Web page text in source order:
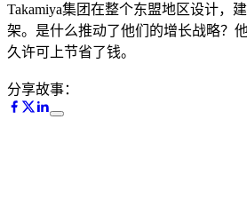
Takamiya集团在整个东盟地区设计，
架。是什么推动了他们的增长战略？
久许可上节省了钱。
分享故事：